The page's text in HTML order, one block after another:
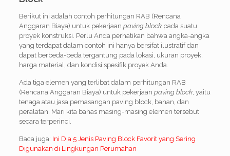
Berikut ini adalah contoh perhitungan RAB (Rencana
Anggaran Biaya) untuk pekerjaan paving blockpada suatu
proyek konstruksi. Perlu Anda perhatikan bahwa angka-angka
yang terdapat dalam contoh ini hanya bersifat ilustratif dan
dapat berbeda-beda tergantung pada lokasi, ukuran proyek,
harga material, dan kondisi spesifik proyek Anda.
Ada tiga elemen yang terlibat dalam perhitungan RAB
(Rencana Anggaran Biaya) untuk pekerjaan paving block, yaitu
tenaga atau jasa pemasangan paving block, bahan, dan
peralatan. Mari kita bahas masing-masing elemen tersebut
secara terperinci.
Baca juga: Ini Dia 5 Jenis Paving Block Favorit yang Sering
Digunakan di Lingkungan Perumahan